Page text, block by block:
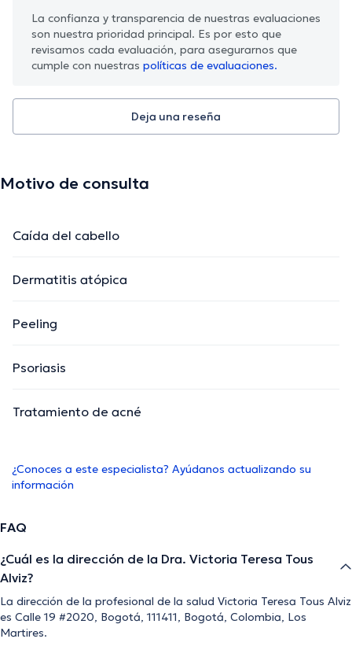
La confianza y transparencia de nuestras evaluaciones
son nuestra prioridad principal. Es por esto que
revisamos cada evaluación, para asegurarnos que
cumple con nuestras políticas de evaluaciones.
Deja una reseña
Motivo de consulta
Caída del cabello
Dermatitis atópica
Peeling
Psoriasis
Tratamiento de acné
¿Conoces a este especialista? Ayúdanos actualizando su
información
FAQ
¿Cuál es la dirección de la Dra. Victoria Teresa Tous
Alviz?
La dirección de la profesional de la salud Victoria Teresa Tous Alviz
es Calle 19 #2020, Bogotá, 111411, Bogotá, Colombia, Los
Martires.